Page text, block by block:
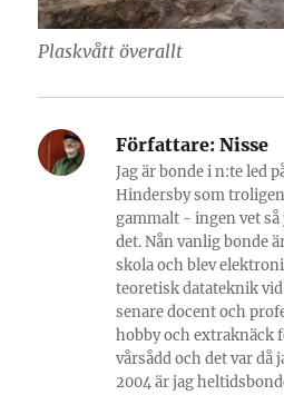
Plaskvått överallt
Författare: Nisse
Jag är bonde i n:te led
Hindersby som
gammalt - ingen vet så
det. Nån vanlig bonde
skola och blev
teoretisk datateknik
senare docent och
hobby och extraknäck
vårsådd och det var då
2004 är jag